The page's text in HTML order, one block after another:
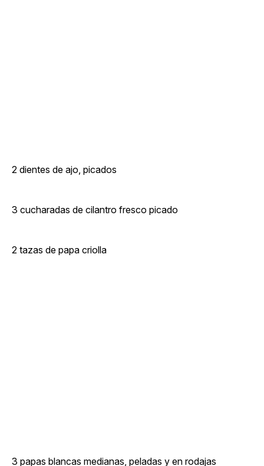
2 dientes de ajo, picados
3 cucharadas de cilantro fresco picado
2 tazas de papa criolla
3 papas blancas medianas, peladas y en rodajas